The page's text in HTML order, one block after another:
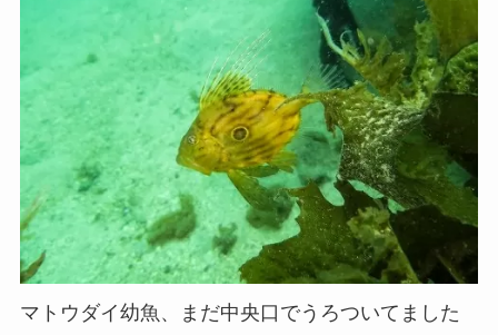
マトウダイ幼魚、まだ中央口でうろついてました